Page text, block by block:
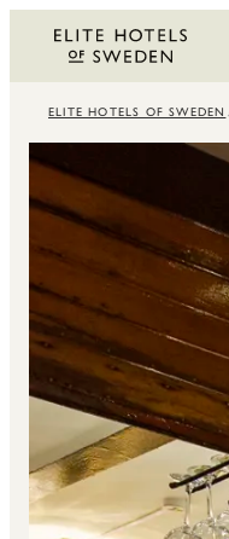
ELITE HOTELS OF SWEDEN